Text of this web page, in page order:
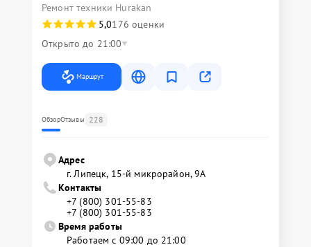
Ремонт техники Hurakan
5,0176 оценки
Открыто до 21:00
Маршрут
ОбзорОтзывы 228
Адрес
г. Липецк, 15-й микрорайон, 9А
Контакты
+7 (800) 301-55-83
+7 (800) 301-55-83
Время работы
Работаем с 09:00 до 21:00